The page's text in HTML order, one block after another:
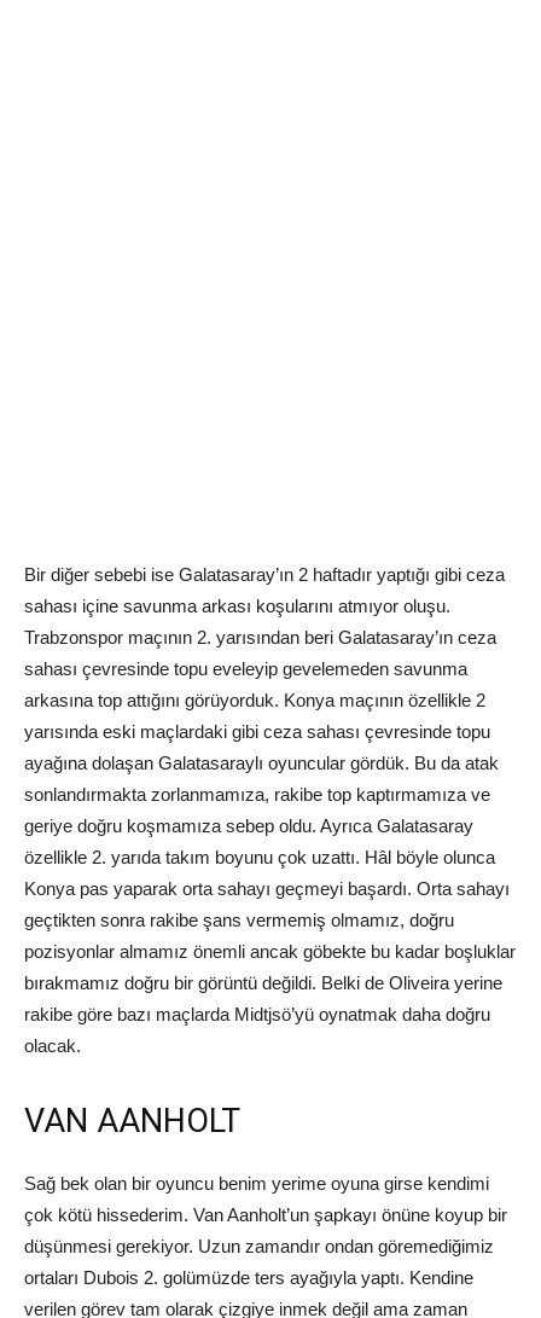
Bir diğer sebebi ise Galatasaray’ın 2 haftadır yaptığı gibi ceza
sahası içine savunma arkası koşularını atmıyor oluşu.
Trabzonspor maçının 2. yarısından beri Galatasaray’ın ceza
sahası çevresinde topu eveleyip gevelemeden savunma
arkasına top attığını görüyorduk. Konya maçının özellikle 2
yarısında eski maçlardaki gibi ceza sahası çevresinde topu
ayağına dolaşan Galatasaraylı oyuncular gördük. Bu da atak
sonlandırmakta zorlanmamıza, rakibe top kaptırmamıza ve
geriye doğru koşmamıza sebep oldu. Ayrıca Galatasaray
özellikle 2. yarıda takım boyunu çok uzattı. Hâl böyle olunca
Konya pas yaparak orta sahayı geçmeyi başardı. Orta sahayı
geçtikten sonra rakibe şans vermemiş olmamız, doğru
pozisyonlar almamız önemli ancak göbekte bu kadar boşluklar
bırakmamız doğru bir görüntü değildi. Belki de Oliveira yerine
rakibe göre bazı maçlarda Midtjsö’yü oynatmak daha doğru
olacak.
VAN AANHOLT
Sağ bek olan bir oyuncu benim yerime oyuna girse kendimi
çok kötü hissederim. Van Aanholt’un şapkayı önüne koyup bir
düşünmesi gerekiyor. Uzun zamandır ondan göremediğimiz
ortaları Dubois 2. golümüzde ters ayağıyla yaptı. Kendine
verilen görev tam olarak çizgiye inmek değil ama zaman